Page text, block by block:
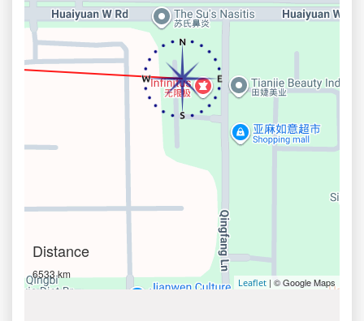
Distance
6533 km
Leaflet | © Google Maps